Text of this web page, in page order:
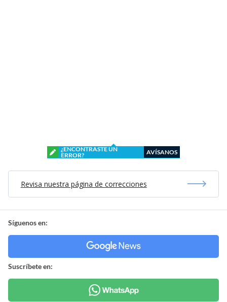
¿ENCONTRASTE UN
ERROR?
AVÍSANOS
Revisa nuestra página de correcciones
Síguenos en:
Suscríbete en: